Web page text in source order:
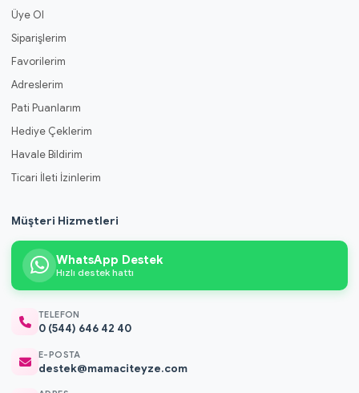
Üye Ol
Siparişlerim
Favorilerim
Adreslerim
Pati Puanlarım
Hediye Çeklerim
Havale Bildirim
Ticari İleti İzinlerim
Müşteri Hizmetleri
WhatsApp Destek
Hızlı destek hattı
TELEFON
0 (544) 646 42 40
E-POSTA
destek@mamaciteyze.com